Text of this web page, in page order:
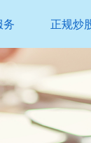
务 正规炒